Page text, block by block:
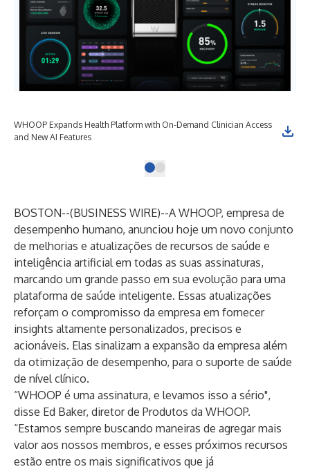
WHOOP Expands Health Platform with On-Demand Clinician Access
and New AI Features
BOSTON--(BUSINESS WIRE)--A WHOOP, empresa de
desempenho humano, anunciou hoje um novo conjunto
de melhorias e atualizações de recursos de saúde e
inteligência artificial em todas as suas assinaturas,
marcando um grande passo em sua evolução para uma
plataforma de saúde inteligente. Essas atualizações
reforçam o compromisso da empresa em fornecer
insights altamente personalizados, precisos e
acionáveis. Elas sinalizam a expansão da empresa além
da otimização de desempenho, para o suporte de saúde
de nível clínico.
“WHOOP é uma assinatura, e levamos isso a sério",
disse Ed Baker, diretor de Produtos da WHOOP.
“Estamos sempre buscando maneiras de agregar mais
valor aos nossos membros, e esses próximos recursos
estão entre os mais significativos que já